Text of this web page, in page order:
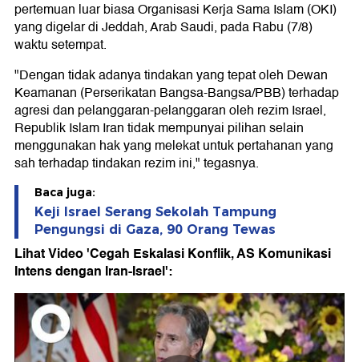
pertemuan luar biasa Organisasi Kerja Sama Islam (OKI)
yang digelar di Jeddah, Arab Saudi, pada Rabu (7/8)
waktu setempat.
"Dengan tidak adanya tindakan yang tepat oleh Dewan
Keamanan (Perserikatan Bangsa-Bangsa/PBB) terhadap
agresi dan pelanggaran-pelanggaran oleh rezim Israel,
Republik Islam Iran tidak mempunyai pilihan selain
menggunakan hak yang melekat untuk pertahanan yang
sah terhadap tindakan rezim ini," tegasnya.
Baca juga:
Keji Israel Serang Sekolah Tampung
Pengungsi di Gaza, 90 Orang Tewas
Lihat Video 'Cegah Eskalasi Konflik, AS Komunikasi
Intens dengan Iran-Israel':